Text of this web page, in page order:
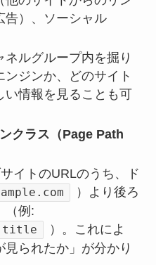
告）、ソーシャル
ネルグループ内を掘り
ジンか、どのサイト
い情報を見ることも可
クラス（Page Path
イトのURLのうち、ド
）より後ろ
（例:
title
）。これによ
見られたか」が分かり